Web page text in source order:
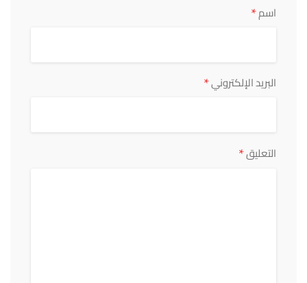
اسم*
البريد الإلكتروني*
التعليق*